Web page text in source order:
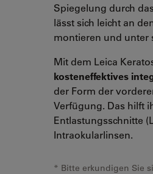
Spiegelung durch
lässt sich leicht an
montieren und unter
Mit dem Leica
kosteneffektives
der Form der
Verfügung. Das hilft
Entlastungsschnitte
Intraokularlinsen.
* Bitte erkundigen Sie